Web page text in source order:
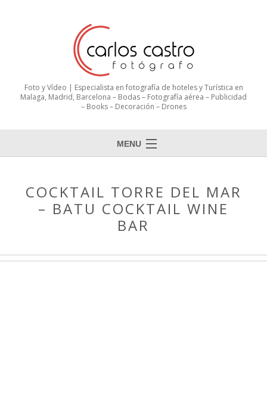
Foto y Vídeo | Especialista en fotografía de hoteles y Turística en
Malaga, Madrid, Barcelona – Bodas – Fotografía aérea – Publicidad
– Books – Decoración – Drones
MENU
COCKTAIL TORRE DEL MAR
– BATU COCKTAIL WINE
BAR